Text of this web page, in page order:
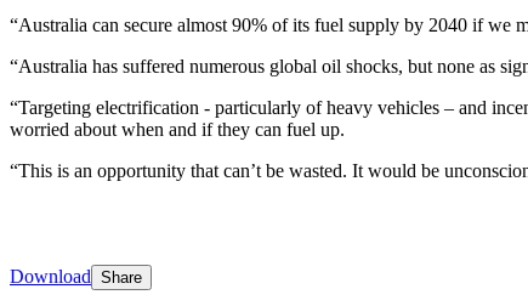
“Australia can secure almost 90% of its fuel supply by 2040 if we make the right decisions now.​​​​‌
“Australia has suffered numerous global oil shocks, but none as significant as the one we are experiencing now.​​​​‌
“Targeting electrification - particularly of heavy vehicles – and
worried about when and if they can fuel up.​​​​‌ ‍ ​‍​‍‌‍ ‌ ​‍‌‍‍‌‌‍‌ ‌‍‍‌‌‍ ‍​‍​‍​ ‍‍​‍​‍‌ ​ ‌‍​‌‌‍ ‍‌‍‍‌‌ ‌​‌ ‍‌​‍ ‍‌‍‍‌‌‍ ​‍​‍​‍ ​​‍​‍‌‍‍​‌ ​‍‌‍‌‌‌‍‌‍​‍​‍​ ‍‍​‍​‍‌‍‍​‌ ‌​‌ ‌​‌ ​​​ ‍‍​‍ ​‍ ‌‍ ​‌‍ ‌‍​ ‌‍​‌‌‍ ​‌‍‍​‌‍ ‌ ​ ‌ ‌​​ ‍‍​ ​ ​ ​ ​ ​ ​ ​ ​‍ ‌‍‍‌‌‍ ‍‌ ‌​‌‍‌‌‌‍ ‍‌ ‌​​‍ ‌‍‌‌‌‍‌​‌‍‍‌‌ ‌​​‍ ‌‍ ‌‌‍ ‌‍‌​‌‍‌‌​ ‌‌ ​​‌ ​‍‌‍‌‌‌ ​ ‌‍‌‌‌‍ ‍‌ ‌​‌‍​‌‌ ‌​‌‍‍‌‌‍ ‌‍ ‍​ ‍ ‌‍‍‌‌‍‌​​ ‌​ ​‌‌‍​ ​ ‍‌‌‍​‌​ ‌ ​ ‌‌​ ‌​​ ​‌​‍ ‌‌‍‌‌‌‍​ ‌‍‌‌​ ​‌​‍ ‌​ ‌​​ ‍‌‌‍‌‍‌‍‌‌​‍ ‌‌‍​‌‌‍‌‌​ ‌‌​ ‌ ​‍ ‌‌‍​ ​ ‌‍‌‍​ ​ ‍​‌‍‌​​ ‌‌​ ​‍​ ​ ​ ‍‌​ ​‌​ ​‌​ ​‌​ ‍ ‌ ‌​‌ ‍‌‌ ​​‌‍‌‌​ ‌‌‍ ‍‌‍‌‌‌ ‌ ‌ ​ ​ ‍ ‌ ​​‌‍​‌‌ ‌​‌‍‍​​ ‌‌‍​ ‌‍ ‌‍ ‍‌ ‌​‌‍‌‌‌‍ ‍‌ ‌​​‍‌‌​ ‌‌‌​​‍‌‌ ‌‍‍ ‌‍‌‌‌ ‍‌​‍‌‌​ ​ ‌​‌​​‍‌‌​ ​ ‌​‌​​‍‌‌​ ​‍​ ​‍‌‍​‍‌‍​‌‌‍​‍​ ​​‌‍​‌​ ​​​ ‍​‌‍​ ‌‍‌​‌‍‌‍​ ​ ‌‍‌​​‍‌‌​ ​‍​ ​‍​‍‌‌​ ‌‌‌​‌​​‍ ‍‌‍​ ‌‍‍​‌‍‍‌‌‍ ​‌‍‌​‌ ​‍‌‍‌‌‌‍ ‍​‍‌‌​ ‌‌‌​​‍‌‌ ‌‍‍ ‌‍‌‌‌ ‍‌​‍‌‌​ ​ ‌​‌​​‍‌‌​ ​ ‌​‌​​‍‌‌​ ​‍​ ​‍​ ​​​ ‌‍​ ​ ‌‍‌‍‌‍​‍​ ​‍​ ‌​​ ‍‌‌‍‌​‌‍‌‌​ ​​​ ‍‌​‍‌‌​ ​‍​ ​‍​‍‌‌​ ‌‌‌​‌​​‍ ‍‌ ‌​‌‍‌‌‌ ‍​‌ ‌​​ ‌‍​‍‌‍​‌‌ ​ ‌‍‌‌‌‌‌‌‌ ​‍‌‍ ​​ ‌‌‍‍​‌ ‌​‌ ‌​‌ ​​​‍‌‌​ ​ ‌​​‌​‍‌‌​ ​‍‌​‌‍​‍‌‌​ ​‍‌​‌‍‌‍ ​‌‍ ‌‍​ ‌‍​‌‌‍ ​‌‍‍​‌‍ ‌ ​ ‌ ‌​​‍‌‌​ ​ ‌​​‌​ ​ ​ ​ ​ ​ ​ ​ ​‍‌‍‌‍‍‌‌‍‌​​ ‌​ ​‌‌‍​ ​ ‍‌‌‍​‌​ ‌ ​ ‌‌​ ‌​​ ​‌​‍ ‌‌‍‌‌‌‍​ ‌‍‌‌​ ​‌​‍ ‌​ ‌​​ ‍‌‌‍‌‍‌‍‌‌​‍ ‌‌‍​‌‌‍‌‌​ ‌‌​ ‌ ​‍ ‌‌‍​ ​ ‌‍‌‍​ ​ ‍​‌‍‌​​ ‌‌​ ​‍​ ​ ​ ‍‌​ ​‌​ ​‌​ ​‌​‍‌‍‌ ‌​‌ ‍‌‌ ​​‌‍‌‌​ ‌‌‍ ‍‌‍‌‌‌ ‌ ‌ ​ ​‍‌‍‌ ​​‌‍​‌‌ ‌​‌‍‍​​ ‌‌‍​ ‌‍ ‌‍ ‍‌ ‌​‌‍‌‌‌‍ ‍‌ ‌​​‍‌‌​ ‌‌‌​​‍‌‌ ‌‍‍ ‌‍‌‌‌ ‍‌​‍‌‌​ ​ ‌​‌​​‍‌‌​ ​ ‌​‌​​‍‌‌​ ​‍​ ​‍‌‍​‍‌‍​‌‌‍​‍​ ​​‌‍​‌​ ​​​ ‍​‌‍​ ‌‍‌​‌‍‌‍​ ​ ‌‍‌​​‍‌‌​ ​‍​ ​‍​‍‌‌​ ‌‌‌​‌​​‍ ‍‌‍​ ‌‍‍​‌‍‍‌‌‍ ​‌‍‌​‌ ​‍‌‍‌‌‌‍ ‍​‍‌‌​ ‌‌‌​​‍‌‌ ‌‍‍ ‌‍‌‌‌ ‍‌​‍‌‌​ ​ ‌​‌​​‍‌‌​ ​ ‌​‌​​‍‌‌​ ​‍​ ​‍​ ​​​ ‌‍​ ​ ‌‍‌‍‌‍​‍​ ​‍​ ‌​​ ‍‌‌‍‌​‌‍‌‌​ ​​​ ‍‌​‍‌‌​ ​‍​ ​‍​‍‌‌​ ‌‌‌​‌​​‍ ‍‌ ‌​‌‍‌‌‌ ‍​‌ ‌​​‍‌‍‌ ​​‌‍‌‌‌ ​‍‌ ​ ‌ ​​‌‍‌‌‌‍​ ‌ ‌​‌‍‍‌‌ ‌‍‌‍‌‌​ ‌‌ ​​‌ ‌‌‌‍​‍‌‍ ​‌‍‍‌‌ ​ ‌‍‍​‌‍‌‌‌‍‌​​‍​‍‌ ‌
“This is an opportunity that can’t be wasted. It would be unconscionable if we are still worried about diesel supply in 2040 and
Download​​​​‌ ‍ ​‍​‍‌‍ ‌ ​‍‌‍‍‌‌‍‌ ‌‍‍‌‌‍ ‍​‍​‍​ ‍‍​‍​‍‌ ​ ‌‍​‌‌‍ ‍‌‍‍‌‌ ‌​‌ ‍‌​‍ ‍‌‍‍‌‌‍ ​‍​‍​‍ ​​‍​‍‌‍‍​‌ ​‍‌‍‌‌‌‍‌‍​‍​‍​ ‍‍​‍​‍‌‍‍​‌ ‌​‌ ‌​‌ ​​​ ‍‍​‍ ​‍ ‌‍ ​‌‍ ‌‍​ ‌‍​‌‌‍ ​‌‍‍​‌‍ ‌ ​ ‌ ‌​​ ‍‍​ ​ ​ ​ ​ ​ ​ ​ ​‍ ‌‍‍‌‌‍ ‍‌ ‌​‌‍‌‌‌‍ ‍‌ ‌​​‍ ‌‍‌‌‌‍‌​‌‍‍‌‌ ‌​​‍ ‌‍ ‌‌‍ ‌‍‌​‌‍‌‌​ ‌‌ ​​‌ ​‍‌‍‌‌‌ ​ ‌‍‌‌‌‍ ‍‌ ‌​‌‍​‌‌ ‌​‌‍‍‌‌‍ ‌‍ ‍​ ‍ ‌‍‍‌‌‍‌​​ ‌​ ​‌‌‍​ ​ ‍‌‌‍​‌​ ‌ ​ ‌‌​ ‌​​ ​‌​‍ ‌‌‍‌‌‌‍​ ‌‍‌‌​ ​‌​‍ ‌​ ‌​​ ‍‌‌‍‌‍‌‍‌‌​‍ ‌‌‍​‌‌‍‌‌​ ‌‌​ ‌ ​‍ ‌‌‍​ ​ ‌‍‌‍​ ​ ‍​‌‍‌​​ ‌‌​ ​‍​ ​ ​ ‍‌​ ​‌​ ​‌​ ​‌​ ‍ ‌ ‌​‌ ‍‌‌ ​​‌‍‌‌​ ‌‌‍ ‍‌‍‌‌‌ ‌ ‌ ​ ​ ‍ ‌ ​​‌‍​‌‌ ‌​‌‍‍​​ ‌‌‍‌​‌‍ ‌ ‌ ‌‍ ‍‌‍ ​‌‍ ‌‍​‌‌‍‌​‌ ​ ‌​​‌‌‍ ‍‌‍‌​‌​ ​‌‍‍‌‌‍ ‍‌‍‍ ‌ ​ ​‍‌‌​ ‌‌‌​​‍‌‌ ‌‍‍ ‌‍‌‌‌ ‍‌​‍‌‌​ ​ ‌​‌​​‍‌‌​ ​ ‌​‌​​‍‌‌​ ​‍​ ​‍​ ‍‌‌‍‌‌​ ​‌​ ‌‌​ ‌​​ ​​​ ​ ​ ​‍​ ‌‌​ ‌‍​ ‌ ‌‍​‍​‍‌‌​ ​‍​ ​‍​‍‌‌​ ‌‌‌​‌​​‍ ‍‌ ‌​‌‍‍‌‌ ‌​‌‍ ​‌‍‌‌​ ‌‍​‍‌‍​‌‌ ​ ‌‍‌‌‌‌‌‌‌ ​‍‌‍ ​​ ‌‌‍‍​‌ ‌​‌ ‌​‌ ​​​‍‌‌​ ​ ‌​​‌​‍‌‌​ ​‍‌​‌‍​‍‌‌​ ​‍‌​‌‍‌‍ ​‌‍ ‌‍​ ‌‍​‌‌‍ ​‌‍‍​‌‍ ‌ ​ ‌ ‌​​‍‌‌​ ​ ‌​​‌​ ​ ​ ​ ​ ​ ​ ​ ​‍‌‍‌‍‍‌‌‍‌​​ ‌​ ​‌‌‍​ ​ ‍‌‌‍​‌​ ‌ ​ ‌‌​ ‌​​ ​‌​‍ ‌‌‍‌‌‌‍​ ‌‍‌‌​ ​‌​‍ ‌​ ‌​​ ‍‌‌‍‌‍‌‍‌‌​‍ ‌‌‍​‌‌‍‌‌​ ‌‌​ ‌ ​‍ ‌‌‍​ ​ ‌‍‌‍​ ​ ‍​‌‍‌​​ ‌‌​ ​‍​ ​ ​ ‍‌​ ​‌​ ​‌​ ​‌​‍‌‍‌ ‌​‌ ‍‌‌ ​​‌‍‌‌​ ‌‌‍ ‍‌‍‌‌‌ ‌ ‌ ​ ​‍‌‍‌ ​​‌‍​‌‌ ‌​‌‍‍​​ ‌‌‍‌​‌‍ ‌ ‌ ‌‍ ‍‌‍ ​‌‍ ‌‍​‌‌‍‌​‌ ​ ‌​​‌‌‍ ‍‌‍‌​‌​ ​‌‍‍‌‌‍ ‍‌‍‍ ‌ ​ ​‍‌‌​ ‌‌‌​​‍‌‌ ‌‍‍ ‌‍‌‌‌ ‍‌​‍‌‌​ ​ ‌​‌​​‍‌‌​ ​ ‌​‌​​‍‌‌​ ​‍​ ​‍​ ‍‌‌‍‌‌​ ​‌​ ‌‌​ ‌​​ ​​​ ​ ​ ​‍​ ‌‌​ ‌‍​ ‌ ‌‍​‍​‍‌‌​ ​‍​ ​‍​‍‌‌​ ‌‌‌​‌​​‍ ‍‌ ‌​‌‍‍‌‌ ‌​‌‍ ​‌‍‌‌​‍‌‍‌ ​​‌‍‌‌‌ ​‍‌ ​ ‌ ​​‌‍‌‌‌‍​ ‌ ‌​‌‍‍‌‌ ‌‍‌‍‌‌​ ‌‌ ​​‌ ‌‌‌‍​‍‌‍ ​‌‍‍‌‌ ​ ‌‍‍​‌‍‌‌‌‍‌​​‍​‍‌ ‌ Share